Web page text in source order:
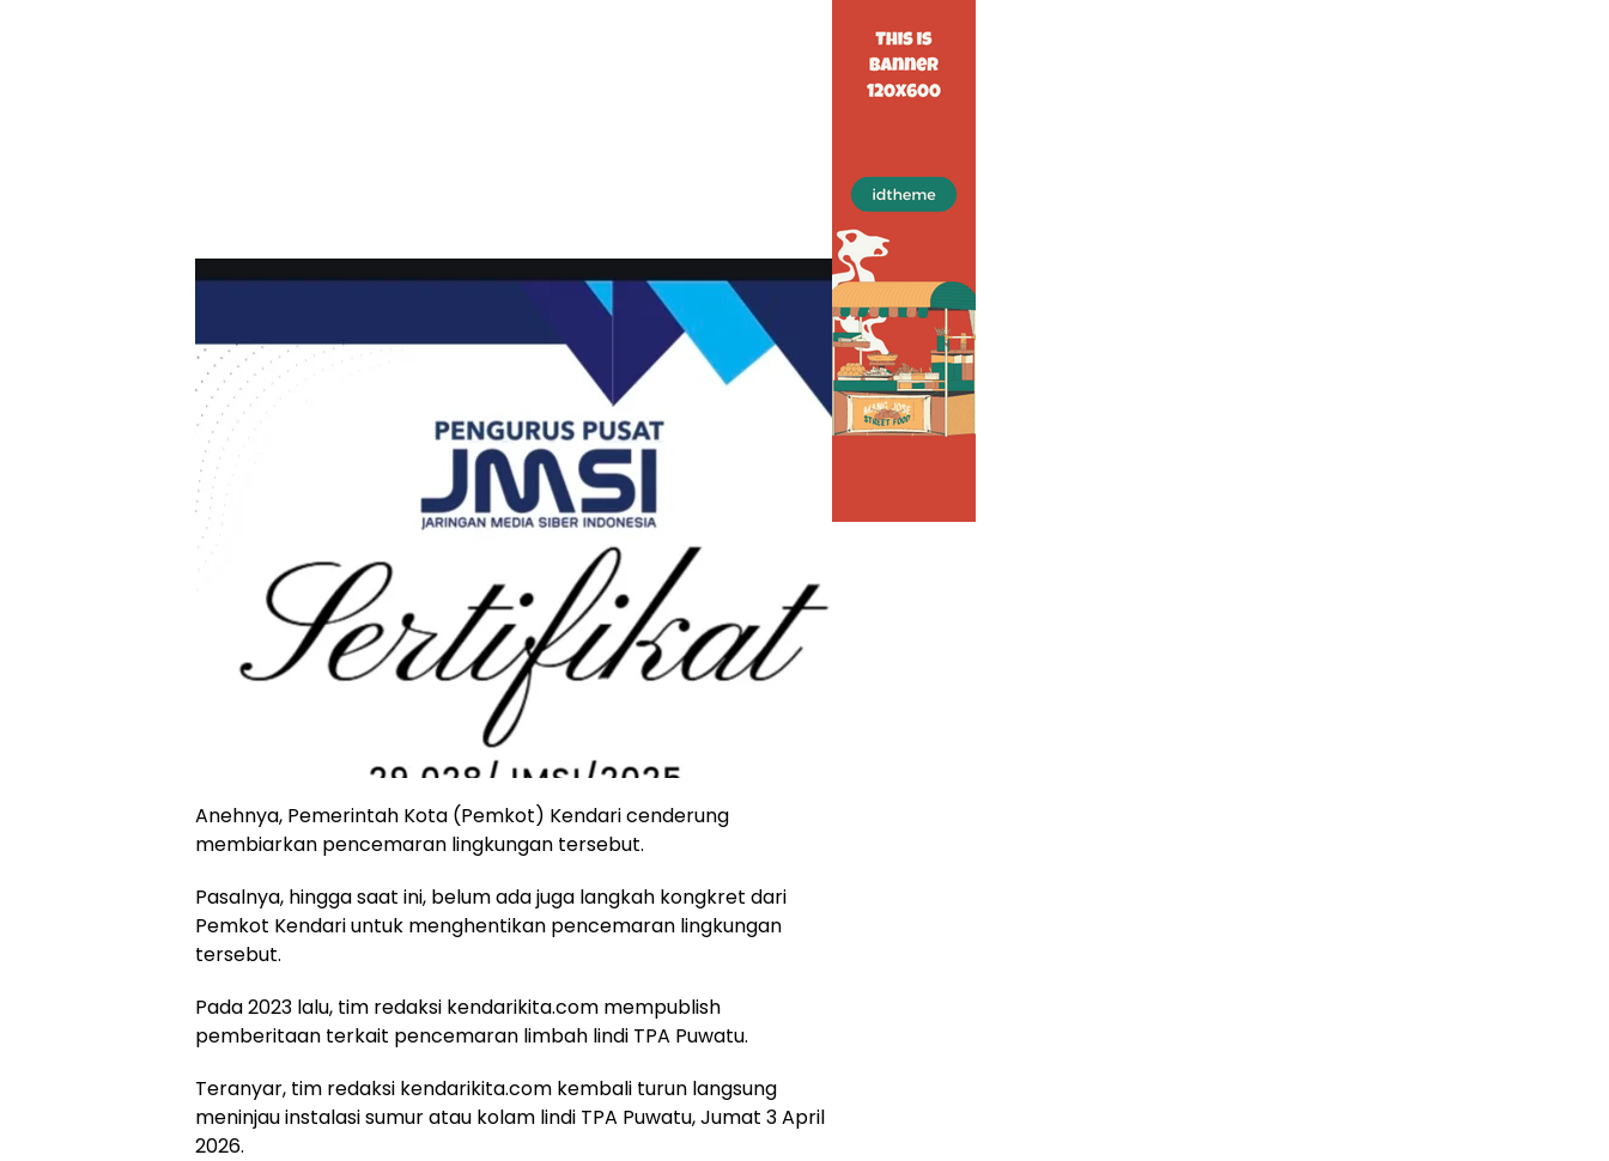
‎Anehnya, Pemerintah Kota (Pemkot) Kendari cenderung
membiarkan pencemaran lingkungan tersebut.
‎Pasalnya, hingga saat ini, belum ada juga langkah kongkret dari
Pemkot Kendari untuk menghentikan pencemaran lingkungan
tersebut.
‎Pada 2023 lalu, tim redaksi kendarikita.com mempublish
pemberitaan terkait pencemaran limbah lindi TPA Puwatu.
‎Teranyar, tim redaksi kendarikita.com kembali turun langsung
meninjau instalasi sumur atau kolam lindi TPA Puwatu, Jumat 3 April
2026.